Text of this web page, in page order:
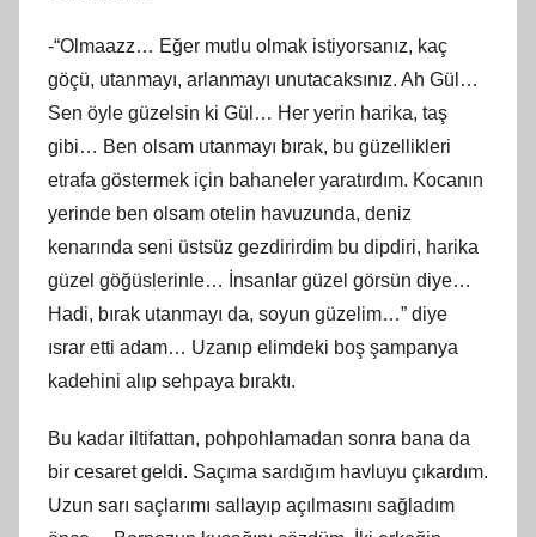
-“Olmaazz… Eğer mutlu olmak istiyorsanız, kaç
göçü, utanmayı, arlanmayı unutacaksınız. Ah Gül…
Sen öyle güzelsin ki Gül… Her yerin harika, taş
gibi… Ben olsam utanmayı bırak, bu güzellikleri
etrafa göstermek için bahaneler yaratırdım. Kocanın
yerinde ben olsam otelin havuzunda, deniz
kenarında seni üstsüz gezdirirdim bu dipdiri, harika
güzel göğüslerinle… İnsanlar güzel görsün diye…
Hadi, bırak utanmayı da, soyun güzelim…” diye
ısrar etti adam… Uzanıp elimdeki boş şampanya
kadehini alıp sehpaya bıraktı.
Bu kadar iltifattan, pohpohlamadan sonra bana da
bir cesaret geldi. Saçıma sardığım havluyu çıkardım.
Uzun sarı saçlarımı sallayıp açılmasını sağladım